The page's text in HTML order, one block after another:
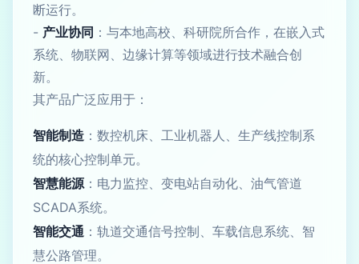
断运行。
- 产业协同 ：与本地高校、科研院所合作，在嵌入式
系统、物联网、边缘计算等领域进行技术融合创
新。
其产品广泛应用于：
智能制造 ：数控机床、工业机器人、生产线控制系
统的核心控制单元。
智慧能源：电力监控、变电站自动化、油气管道
SCADA系统。
智能交通 ：轨道交通信号控制、车载信息系统、智
慧公路管理。